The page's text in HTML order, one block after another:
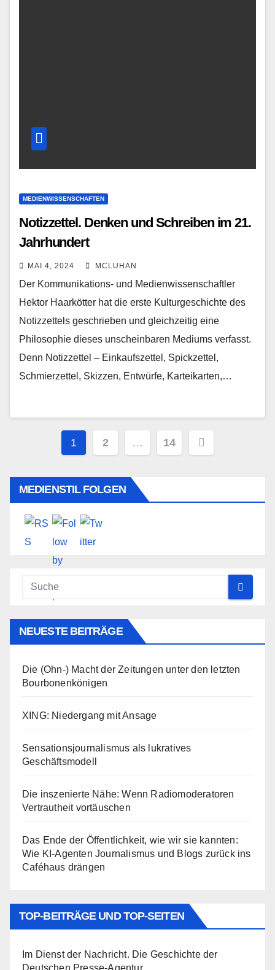
MEDIENWISSENSCHAFTEN
Notizzettel. Denken und Schreiben im 21.
Jahrhundert
MAI 4, 2024 MCLUHAN
Der Kommunikations- und Medienwissenschaftler
Hektor Haarkötter hat die erste Kulturgeschichte des
Notizzettels geschrieben und gleichzeitig eine
Philosophie dieses unscheinbaren Mediums verfasst.
Denn Notizzettel – Einkaufszettel, Spickzettel,
Schmierzettel, Skizzen, Entwürfe, Karteikarten,…
Seitennummerierung
Beiträge
1 2 … 14
MEDIENSTIL FOLGEN
NEUESTE BEITRÄGE
Die (Ohn-) Macht der Zeitungen unter den letzten
Bourbonenkönigen
XING: Niedergang mit Ansage
Sensationsjournalismus als lukratives
Geschäftsmodell
Die inszenierte Nähe: Wenn Radiomoderatoren
Vertrautheit vortäuschen
Das Ende der Öffentlichkeit, wie wir sie kannten:
Wie KI-Agenten Journalismus und Blogs zurück ins
Caféhaus drängen
TOP-BEITRÄGE UND TOP-SEITEN
Im Dienst der Nachricht. Die Geschichte der
Deutschen Presse-Agentur